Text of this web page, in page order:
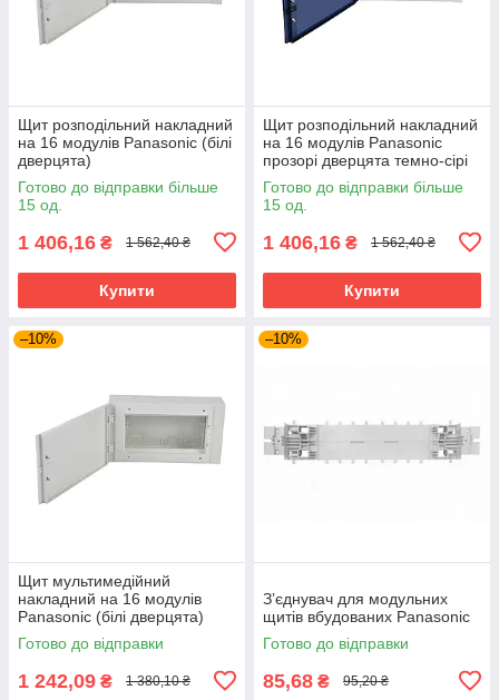
Щит розподільний накладний
на 16 модулів Panasonic (білі
дверцята)
Готово до відправки більше
15 од.
1 406,16 ₴ 1 562,40 ₴
Купити
Щит розподільний накладний
на 16 модулів Panasonic
прозорі дверцята темно-сірі
Готово до відправки більше
15 од.
1 406,16 ₴ 1 562,40 ₴
Купити
–10%
Щит мультимедійний
накладний на 16 модулів
Panasonic (білі дверцята)
Готово до відправки
1 242,09 ₴ 1 380,10 ₴
–10%
Зʼєднувач для модульних
щитів вбудованих Panasonic
Готово до відправки
85,68 ₴ 95,20 ₴